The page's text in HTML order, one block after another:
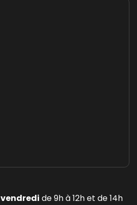
vendredi de 9h à 12h et de 14h